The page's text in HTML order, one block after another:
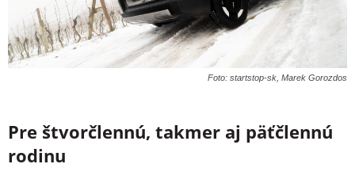
Foto: startstop-sk, Marek Gorozdos
Pre štvorčlennú, takmer aj päťčlennú
rodinu